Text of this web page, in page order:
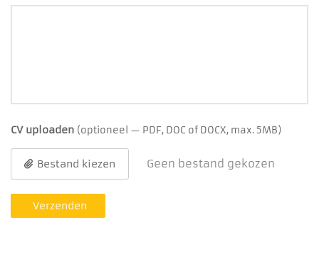
CV uploaden (optioneel — PDF, DOC of DOCX, max. 5MB)
Bestand kiezen Geen bestand gekozen
Verzenden